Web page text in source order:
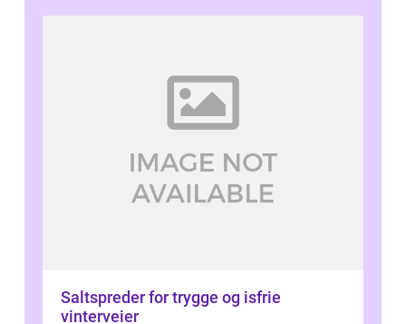
Saltspreder for trygge og isfrie
vinterveier